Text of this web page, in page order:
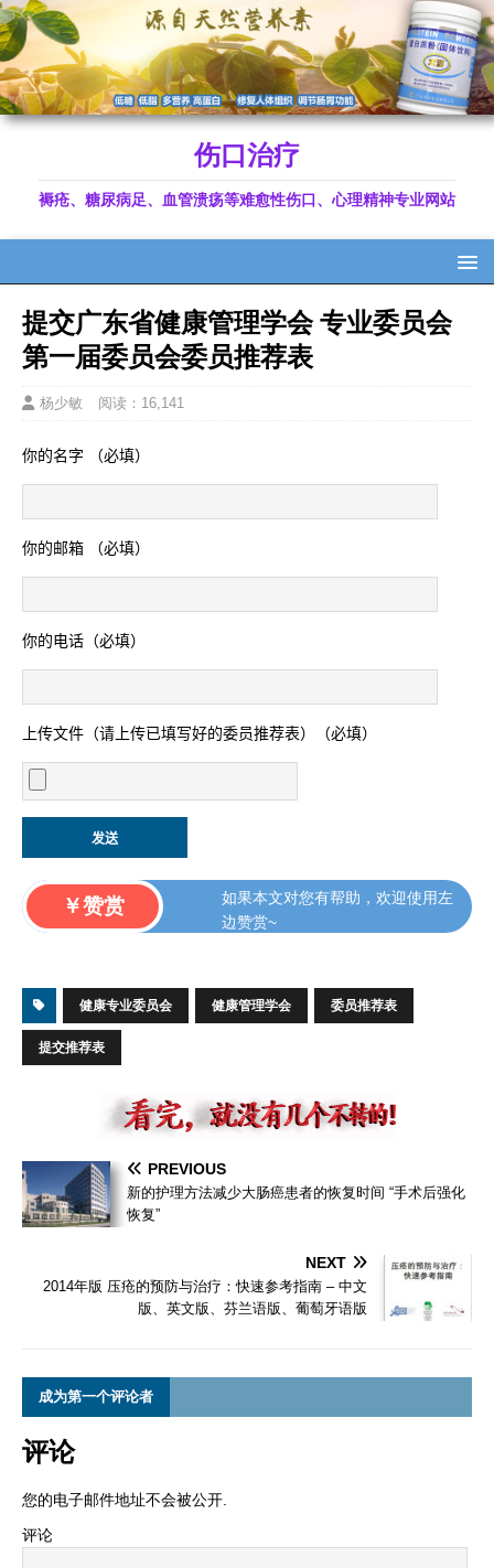
伤口治疗
褥疮、糖尿病足、血管溃疡等难愈性伤口、心理精神专业网站
提交广东省健康管理学会 专业委员会
第一届委员会委员推荐表
杨少敏 阅读：16,141
你的名字 （必填）
你的邮箱 （必填）
你的电话（必填）
上传文件（请上传已填写好的委员推荐表）（必填）
如果本文对您有帮助，欢迎使用左
边赞赏~
￥赞赏
健康专业委员会 健康管理学会 委员推荐表
提交推荐表
PREVIOUS
新的护理方法减少大肠癌患者的恢复时间 “手术后强化
恢复”
NEXT
2014年版 压疮的预防与治疗：快速参考指南 – 中文
版、英文版、芬兰语版、葡萄牙语版
成为第一个评论者
评论
您的电子邮件地址不会被公开.
评论